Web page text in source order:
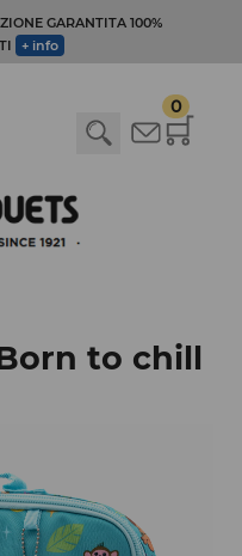
GARANTITA 100%
+ info
0
to chill